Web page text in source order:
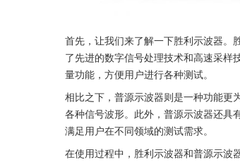
首先，让我们来了解一下胜利示波器。
了先进的数字信号处理技术和高速采样
量功能，方便用户进行各种测试。
相比之下，普源示波器则是一种功能更
各种信号波形。此外，普源示波器还具
满足用户在不同领域的测试需求。
在使用过程中，胜利示波器和普源示波